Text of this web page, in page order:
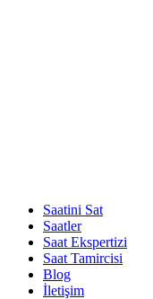
Saatini Sat
Saatler
Saat Ekspertizi
Saat Tamircisi
Blog
İletişim